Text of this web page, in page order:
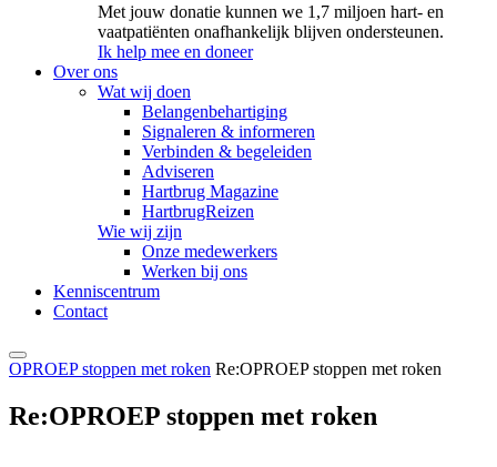
Met jouw donatie kunnen we 1,7 miljoen hart- en
vaatpatiënten onafhankelijk blijven ondersteunen.
Ik help mee en doneer
Over ons
Wat wij doen
Belangenbehartiging
Signaleren & informeren
Verbinden & begeleiden
Adviseren
Hartbrug Magazine
HartbrugReizen
Wie wij zijn
Onze medewerkers
Werken bij ons
Kenniscentrum
Contact
OPROEP stoppen met roken Re:OPROEP stoppen met roken
Re:OPROEP stoppen met roken